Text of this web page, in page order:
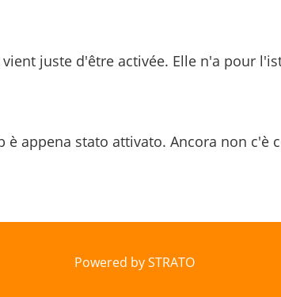
vient juste d'être activée. Elle n'a pour
è appena stato attivato. Ancora non c'è
Powered by STRATO